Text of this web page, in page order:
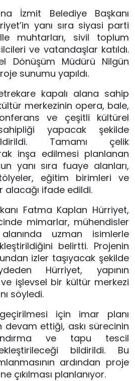
İzmit Belediye Başkanı
yanı sıra siyasi parti
muhtarları, sivil toplum
ve vatandaşlar katıldı.
Dönüşüm Müdürü Nilgün
sunumu yapıldı.
kapalı alana sahip
merkezinin opera, bale,
ve çeşitli kültürel
yapacak şekilde
Tamamı çelik
inşa edilmesi planlanan
yanı sıra fuaye alanları,
eğitim birimleri ve
alacağı ifade edildi.
Fatma Kaplan Hürriyet,
mimarlar, mühendisler
uzman isimlerle
belirtti. Projenin
izler taşıyacak şekilde
Hürriyet, yapının
işlevsel bir kültür merkezi
söyledi.
için imar planı
devam ettiği, askı sürecinin
ve tapu tescil
bildirildi. Bu
ardından proje
çıkılması planlanıyor.